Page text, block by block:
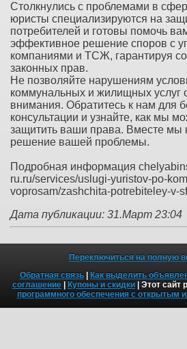
Столкнулись с проблемами в
юристы специализируются на
потребителей и готовы помочь
эффективное решение споров с
компаниями и ТСЖ, гарантируя
законных прав.
Не позволяйте нарушениям
коммунальных и жилищных услуг
внимания. Обратитесь к нам для
консультации и узнайте, как мы
защитить ваши права. Вместе
решение вашей проблемы.
Подробная информация
ru.ru/services/uslugi-yuristov-po-
voprosam/zashchita-potrebiteley-v-
Дата публикации: 31.Март 23:04
Переключиться на полную
Обратная связь| Как выделить
соглашение
Купоны и скидки | Этот сайт
программного обеспечения с открытым